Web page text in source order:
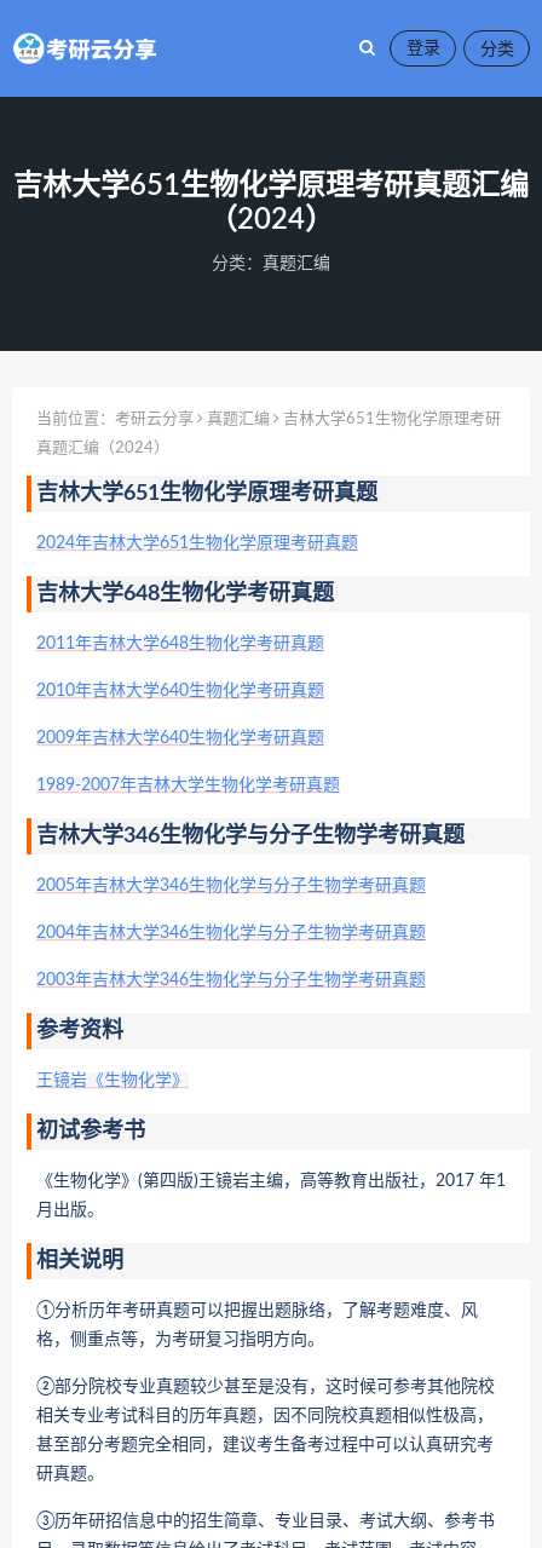
登录
吉林大学651生物化学原理考研真题汇编
（2024）
分类： 真题汇编
当前位置： 考研云分享 真题汇编
吉林大学651生物化学原理考研
真题汇编（2024）
吉林大学651生物化学原理考研真题
2024年吉林大学651生物化学原理考研真题
吉林大学648生物化学考研真题
2011年吉林大学648生物化学考研真题
2010年吉林大学640生物化学考研真题
2009年吉林大学640生物化学考研真题
1989-2007年吉林大学生物化学考研真题
吉林大学346生物化学与分子生物学考研真题
2005年吉林大学346生物化学与分子生物学考研真题
2004年吉林大学346生物化学与分子生物学考研真题
2003年吉林大学346生物化学与分子生物学考研真题
参考资料
王镜岩《生物化学》
初试参考书
《生物化学》(第四版)王镜岩主编，高等教育出版社，2017 年1
月出版。
相关说明
①分析历年考研真题可以把握出题脉络，了解考题难度、风
格，侧重点等，为考研复习指明方向。
②部分院校专业真题较少甚至是没有，这时候可参考其他院校
相关专业考试科目的历年真题，因不同院校真题相似性极高，
甚至部分考题完全相同，建议考生备考过程中可以认真研究考
研真题。
③历年研招信息中的招生简章、专业目录、考试大纲、参考书